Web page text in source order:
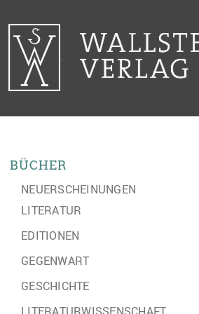
BÜCHER
NEUERSCHEINUNGEN
LITERATUR
EDITIONEN
GEGENWART
GESCHICHTE